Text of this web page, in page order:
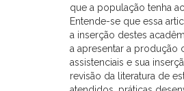
que a população tenha
Entende-se que essa
a inserção destes
a apresentar a produção
assistenciais e sua
revisão da literatura de